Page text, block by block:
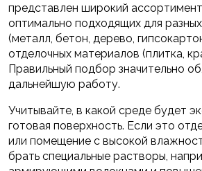
представлен широкий
оптимально подходящих для
(металл, бетон, дерево,
отделочных материалов (плитка,
Правильный подбор значительно
дальнейшую работу.
Учитывайте, в какой среде будет
готовая поверхность. Если это
или помещение с высокой
брать специальные растворы,